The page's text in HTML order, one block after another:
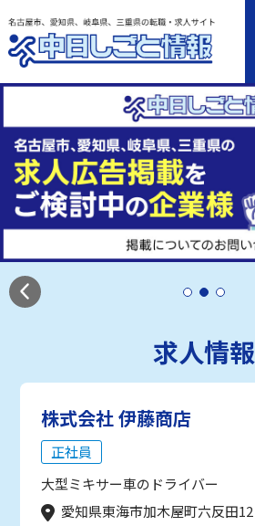
求人情報
株式会社 伊藤商店
正社員
大型ミキサー車のドライバー
愛知県東海市加木屋町六反田12